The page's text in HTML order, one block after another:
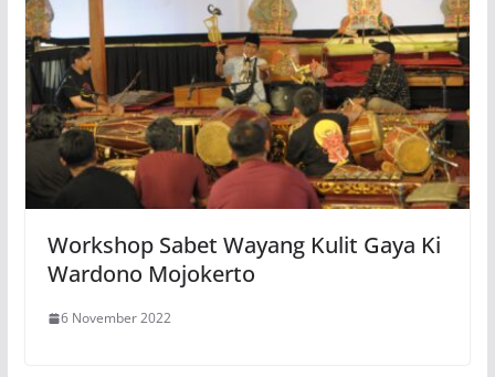
Workshop Sabet Wayang Kulit Gaya Ki
Wardono Mojokerto
6 November 2022